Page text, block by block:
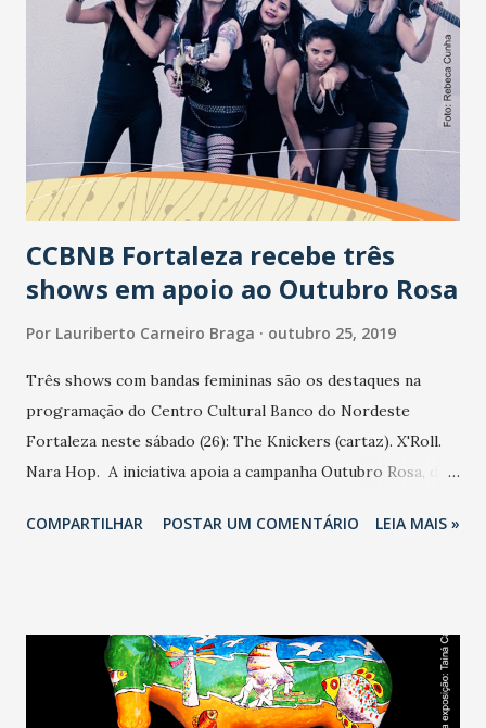
também esteve reunido durante toda a manhã desta sexta-
feira (25) com o comando da Marinha. Élcio reforça que o
trabalho de limpeza de praias e o resgate de animais já está
sendo feito há mais de um mês pelo Governo do Ceará,
contudo foi percebida a necessidade de dar um passo
adiante. “Reunimos todos os órgãos competentes para nos
antecipar. Queremos trabalhar a prevençã...
CCBNB Fortaleza recebe três
shows em apoio ao Outubro Rosa
Por Lauriberto Carneiro Braga outubro 25, 2019
Três shows com bandas femininas são os destaques na
programação do Centro Cultural Banco do Nordeste
Fortaleza neste sábado (26): The Knickers (cartaz). X'Roll.
Nara Hop. A iniciativa apoia a campanha Outubro Rosa, de
às 18 horas. O grupo surgiu com a proposta de fazer um
bandas femininas. A X'Roll sobe ao palco às 19h10. O grupo
nasceu da junção do trabalho de quatro musicistas
mulheres, com trabalhos que passeiam pelo soul, blues, o
COMPARTILHAR POSTAR UM COMENTÁRIO LEIA MAIS »